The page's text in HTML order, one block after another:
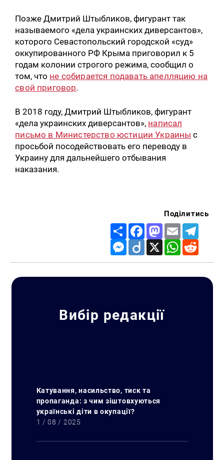
Позже Дмитрий Штыбликов, фигурант так
называемого «дела украинских диверсантов»,
которого Севастопольский городской «суд»
оккупированного РФ Крыма приговорил к 5
годам колонии строгого режима, сообщил о
том, что не собирается подавать апелляцию на
свой приговор.
В 2018 году, Дмитрий Штыбликов, фигурант
«дела украинских диверсантов», написал
письмо в Министерство юстиции Украины с
просьбой посодействовать его переводу в
Украину для дальнейшего отбывания
наказания.
Поділитись
Share FacebookMastodon
Email
Messenger
Diigo X WhatsApp
Вибір редакції
Катування, насильство, тиск та
пропаганда: з чим зіштовхуються
українські діти в окупації?
1 / 08 / 2025